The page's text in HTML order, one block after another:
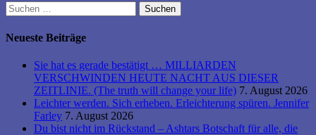
Suchen
nach:
Neueste Beiträge
Sie hat es gerade bestätigt … MILLIARDEN
VERSCHWINDEN HEUTE NACHT AUS DIESER
ZEITLINIE. (The truth will change your life) 7. August 2026
Leichter werden. Sich erheben. Erleichterung spüren. Jennifer
Farley 7. August 2026
Du bist nicht im Rückstand – Ashtars Botschaft für alle, die